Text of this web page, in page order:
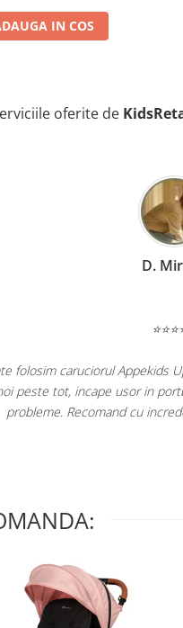
IN COS
oferite de
Recomand cu cel mai
inca din primele luni de
seturile de